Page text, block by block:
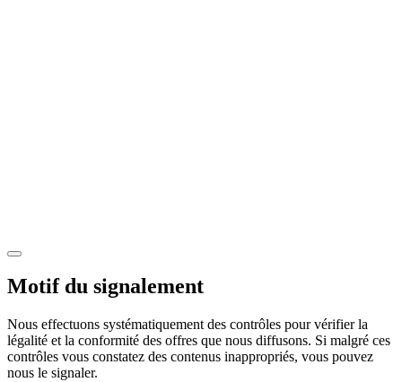
Motif du signalement
Nous effectuons systématiquement des contrôles pour vérifier la
légalité et la conformité des offres que nous diffusons. Si malgré ces
contrôles vous constatez des contenus inappropriés, vous pouvez
nous le signaler.